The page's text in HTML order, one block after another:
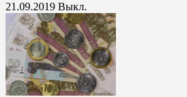
21.09.2019 Выкл.